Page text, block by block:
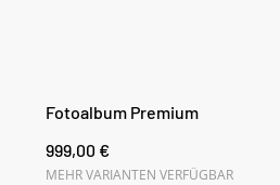
Fotoalbum Premium
999,00 €
MEHR VARIANTEN VERFÜGBAR